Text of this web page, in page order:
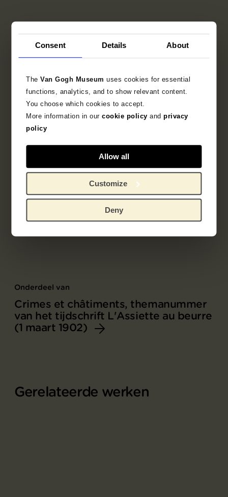
Consent Details About
TheVan Gogh Museumuses cookies for essential
functions, analytics, and to show relevant content.
You choose which cookies to accept.
More information in ourcookie policy andprivacy
policy
Allow all
Customize
Deny
Onderdeel van
Crimes et châtiments, themanummer
van het tijdschrift L'Assiette au beurre
(1 maart 1902)
Gerelateerde werken